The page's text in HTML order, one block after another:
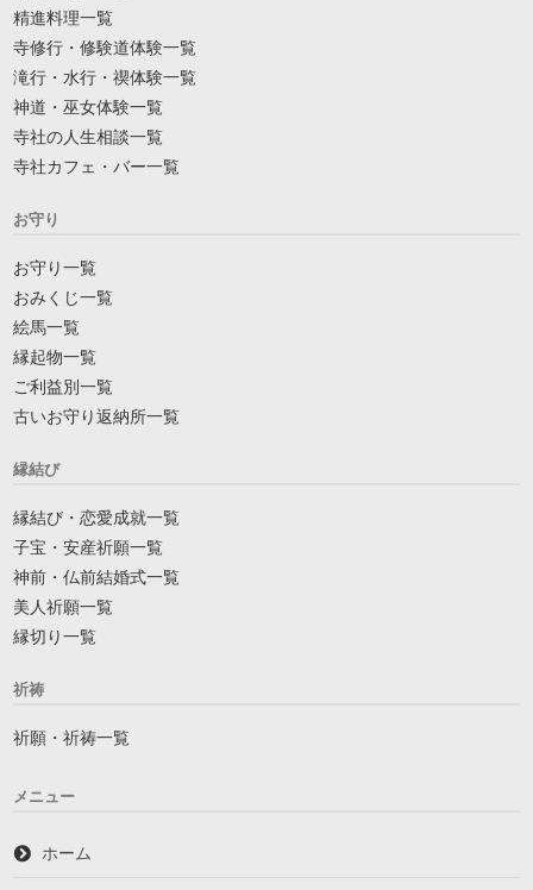
精進料理一覧
寺修行・修験道体験一覧
滝行・水行・禊体験一覧
神道・巫女体験一覧
寺社の人生相談一覧
寺社カフェ・バー一覧
お守り
お守り一覧
おみくじ一覧
絵馬一覧
縁起物一覧
ご利益別一覧
古いお守り返納所一覧
縁結び
縁結び・恋愛成就一覧
子宝・安産祈願一覧
神前・仏前結婚式一覧
美人祈願一覧
縁切り一覧
祈祷
祈願・祈祷一覧
メニュー
ホーム